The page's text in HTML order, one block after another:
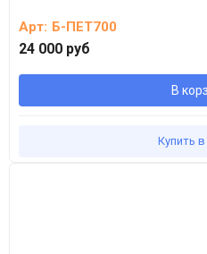
Арт: Б-ПЕТ700
24 000 руб
В
Купить